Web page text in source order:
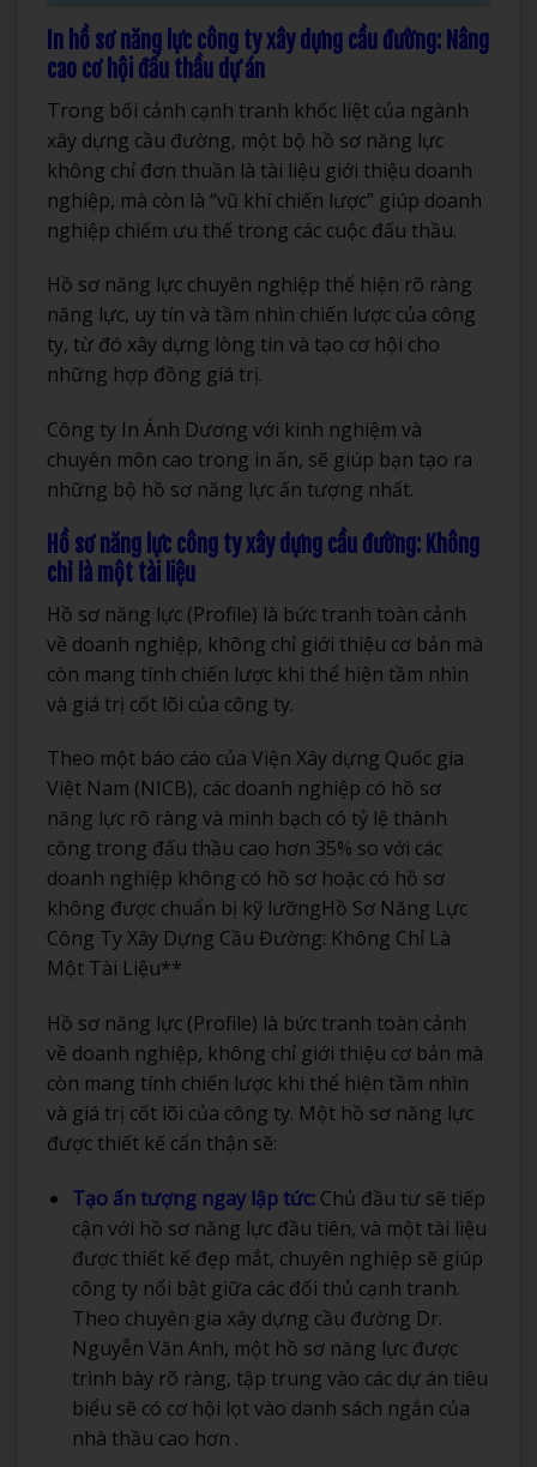
In hồ sơ năng lực công ty xây dựng cầu đường: Nâng
cao cơ hội đấu thầu dự án
Trong bối cảnh cạnh tranh khốc liệt của ngành
xây dựng cầu đường, một bộ hồ sơ năng lực
không chỉ đơn thuần là tài liệu giới thiệu doanh
nghiệp, mà còn là “vũ khí chiến lược” giúp doanh
nghiệp chiếm ưu thế trong các cuộc đấu thầu.
Hồ sơ năng lực chuyên nghiệp thể hiện rõ ràng
năng lực, uy tín và tầm nhìn chiến lược của công
ty, từ đó xây dựng lòng tin và tạo cơ hội cho
những hợp đồng giá trị.
Công ty In Ánh Dương với kinh nghiệm và
chuyên môn cao trong in ấn, sẽ giúp bạn tạo ra
những bộ hồ sơ năng lực ấn tượng nhất.
Hồ sơ năng lực công ty xây dựng cầu đường: Không
chỉ là một tài liệu
Hồ sơ năng lực (Profile) là bức tranh toàn cảnh
về doanh nghiệp, không chỉ giới thiệu cơ bản mà
còn mang tính chiến lược khi thể hiện tầm nhìn
và giá trị cốt lõi của công ty.
Theo một báo cáo của Viện Xây dựng Quốc gia
Việt Nam (NICB), các doanh nghiệp có hồ sơ
năng lực rõ ràng và minh bạch có tỷ lệ thành
công trong đấu thầu cao hơn 35% so với các
doanh nghiệp không có hồ sơ hoặc có hồ sơ
không được chuẩn bị kỹ lưỡngHồ Sơ Năng Lực
Công Ty Xây Dựng Cầu Đường: Không Chỉ Là
Một Tài Liệu**
Hồ sơ năng lực (Profile) là bức tranh toàn cảnh
về doanh nghiệp, không chỉ giới thiệu cơ bản mà
còn mang tính chiến lược khi thể hiện tầm nhìn
và giá trị cốt lõi của công ty. Một hồ sơ năng lực
được thiết kế cẩn thận sẽ:
Tạo ấn tượng ngay lập tức:Chủ đầu tư sẽ tiếp
cận với hồ sơ năng lực đầu tiên, và một tài liệu
được thiết kế đẹp mắt, chuyên nghiệp sẽ giúp
công ty nổi bật giữa các đối thủ cạnh tranh.
Theo chuyên gia xây dựng cầu đường Dr.
Nguyễn Văn Anh, một hồ sơ năng lực được
trình bày rõ ràng, tập trung vào các dự án tiêu
biểu sẽ có cơ hội lọt vào danh sách ngắn của
nhà thầu cao hơn .